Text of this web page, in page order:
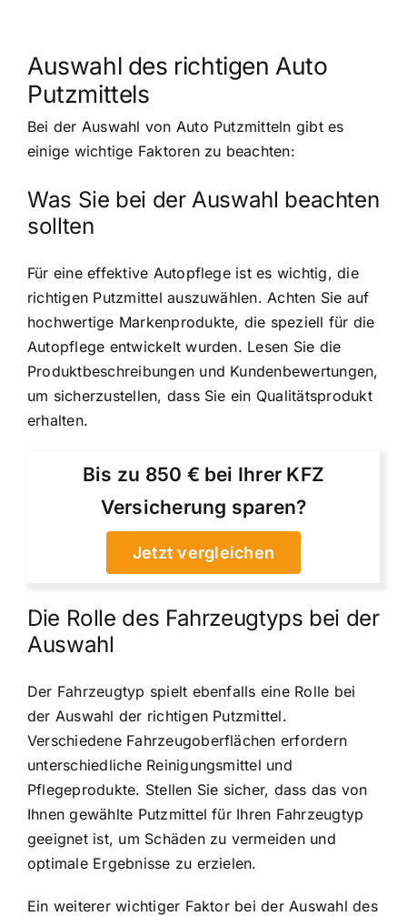
Auswahl des richtigen Auto
Putzmittels
Bei der Auswahl von Auto Putzmitteln gibt es
einige wichtige Faktoren zu beachten:
Was Sie bei der Auswahl beachten
sollten
Für eine effektive Autopflege ist es wichtig, die
richtigen Putzmittel auszuwählen. Achten Sie auf
hochwertige Markenprodukte, die speziell für die
Autopflege entwickelt wurden. Lesen Sie die
Produktbeschreibungen und Kundenbewertungen,
um sicherzustellen, dass Sie ein Qualitätsprodukt
erhalten.
Bis zu 850 € bei Ihrer KFZ
Versicherung sparen?
Jetzt vergleichen
Die Rolle des Fahrzeugtyps bei der
Auswahl
Der Fahrzeugtyp spielt ebenfalls eine Rolle bei
der Auswahl der richtigen Putzmittel.
Verschiedene Fahrzeugoberflächen erfordern
unterschiedliche Reinigungsmittel und
Pflegeprodukte. Stellen Sie sicher, dass das von
Ihnen gewählte Putzmittel für Ihren Fahrzeugtyp
geeignet ist, um Schäden zu vermeiden und
optimale Ergebnisse zu erzielen.
Ein weiterer wichtiger Faktor bei der Auswahl des